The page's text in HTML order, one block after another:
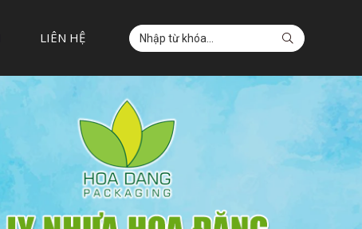
LIÊN HỆ